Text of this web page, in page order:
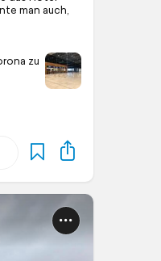
man auch,
zu